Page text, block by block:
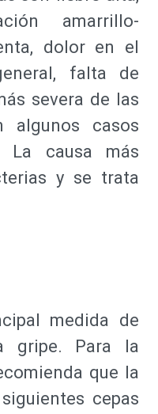
amarrillo-
dolor en el
falta de
severa de las
algunos casos
La causa más
y se trata
medida de
gripe. Para la
que la
cepas